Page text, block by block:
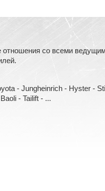
со всеми
- Jungheinrich - Hyster
- Tailift - ...